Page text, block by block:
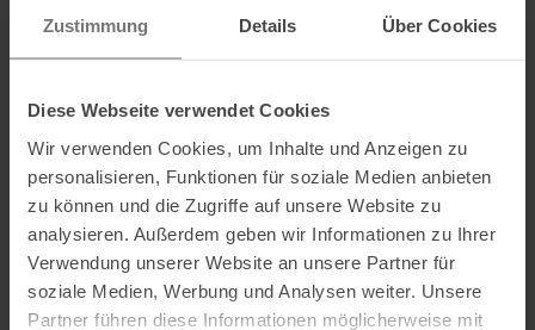
Zustimmung Details Über Cookies
Diese Webseite verwendet Cookies
Wir verwenden Cookies, um Inhalte und Anzeigen zu
personalisieren, Funktionen für soziale Medien anbieten
zu können und die Zugriffe auf unsere Website zu
analysieren. Außerdem geben wir Informationen zu Ihrer
Verwendung unserer Website an unsere Partner für
soziale Medien, Werbung und Analysen weiter. Unsere
Partner führen diese Informationen möglicherweise mit
Postanschrift des Herstellers:Daimlerstraße 23, 86368
Gersthofen
Elektronische Adresse des Herstellers:info@deuter.com
Ausgezeichnet mit